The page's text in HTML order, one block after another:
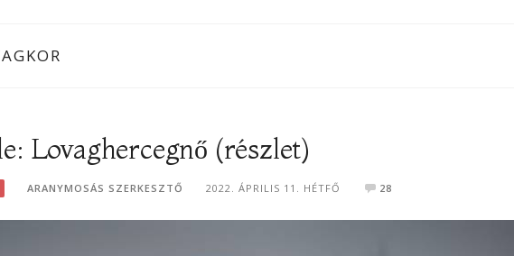
Lovaghercegnő (részlet)
ARANYMOSÁS SZERKESZTŐ 2022. ÁPRILIS 11. HÉTFŐ 28